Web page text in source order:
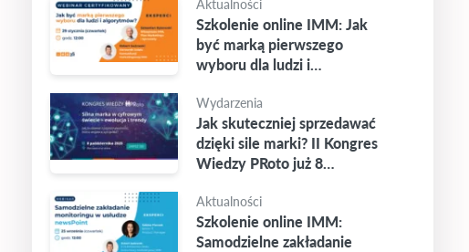
Aktualności
Szkolenie online IMM: Jak
być marką pierwszego
wyboru dla ludzi i
Wydarzenia
Jak skuteczniej sprzedawać
dzięki sile marki? II Kongres
Wiedzy PRoto już 8
Aktualności
Szkolenie online IMM:
Samodzielne zakładanie